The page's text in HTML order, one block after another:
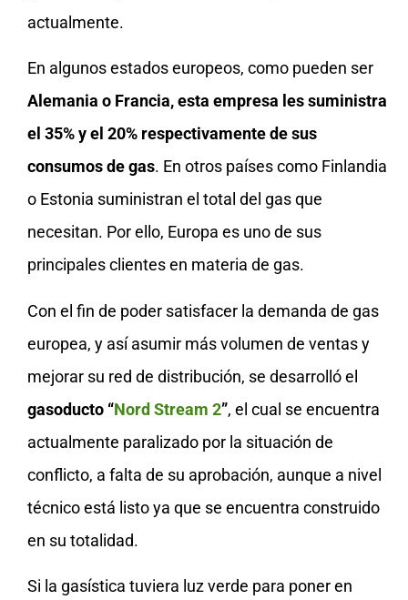
actualmente.
En algunos estados europeos, como pueden ser
Alemania o Francia, esta empresa les suministra
el 35% y el 20% respectivamente de sus
consumos de gas. En otros países como Finlandia
o Estonia suministran el total del gas que
necesitan. Por ello, Europa es uno de sus
principales clientes en materia de gas.
Con el fin de poder satisfacer la demanda de gas
europea, y así asumir más volumen de ventas y
mejorar su red de distribución, se desarrolló el
gasoducto “Nord Stream 2”, el cual se encuentra
actualmente paralizado por la situación de
conflicto, a falta de su aprobación, aunque a nivel
técnico está listo ya que se encuentra construido
en su totalidad.
Si la gasística tuviera luz verde para poner en